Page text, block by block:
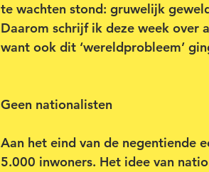
te wachten stond: gruwelijk
Daarom schrijf ik deze week over
want ook dit ‘wereldprobleem’
Geen nationalisten
Aan het eind van de negentiende
5.000 inwoners. Het idee van